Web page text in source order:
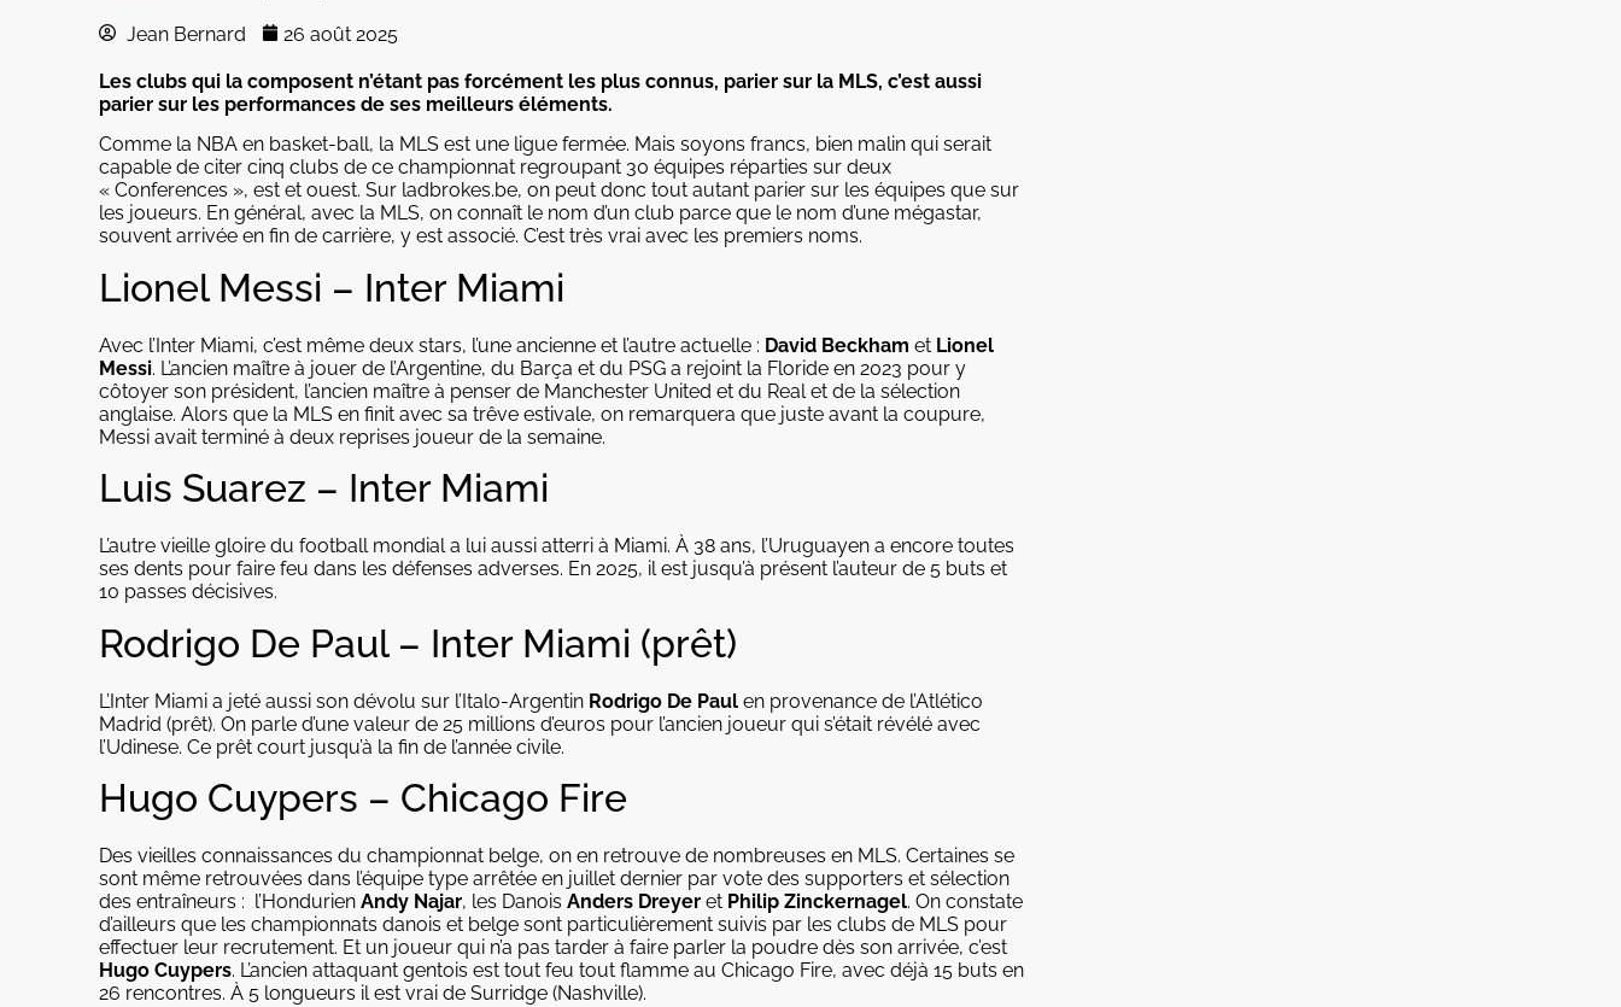
Jean Bernard 26 août 2025
Les clubs qui la composent n’étant pas forcément les plus connus, parier sur la MLS, c’est aussi
parier sur les performances de ses meilleurs éléments.
Comme la NBA en basket-ball, la MLS est une ligue fermée. Mais soyons francs, bien malin qui serait
capable de citer cinq clubs de ce championnat regroupant 30 équipes réparties sur deux
« Conferences », est et ouest. Sur ladbrokes.be, on peut donc tout autant parier sur les équipes que sur
les joueurs. En général, avec la MLS, on connaît le nom d’un club parce que le nom d’une mégastar,
souvent arrivée en fin de carrière, y est associé. C’est très vrai avec les premiers noms.
Lionel Messi – Inter Miami
Avec l’Inter Miami, c’est même deux stars, l’une ancienne et l’autre actuelle : David Beckham et Lionel
Messi. L’ancien maître à jouer de l’Argentine, du Barça et du PSG a rejoint la Floride en 2023 pour y
côtoyer son président, l’ancien maître à penser de Manchester United et du Real et de la sélection
anglaise. Alors que la MLS en finit avec sa trêve estivale, on remarquera que juste avant la coupure,
Messi avait terminé à deux reprises joueur de la semaine.
Luis Suarez – Inter Miami
L’autre vieille gloire du football mondial a lui aussi atterri à Miami. À 38 ans, l’Uruguayen a encore toutes
ses dents pour faire feu dans les défenses adverses. En 2025, il est jusqu’à présent l’auteur de 5 buts et
10 passes décisives.
Rodrigo De Paul – Inter Miami (prêt)
L’Inter Miami a jeté aussi son dévolu sur l’Italo-Argentin Rodrigo De Paul en provenance de l’Atlético
Madrid (prêt). On parle d’une valeur de 25 millions d’euros pour l’ancien joueur qui s’était révélé avec
l’Udinese. Ce prêt court jusqu’à la fin de l’année civile.
Hugo Cuypers – Chicago Fire
Des vieilles connaissances du championnat belge, on en retrouve de nombreuses en MLS. Certaines se
sont même retrouvées dans l’équipe type arrêtée en juillet dernier par vote des supporters et sélection
des entraîneurs : l’Hondurien Andy Najar, les Danois Anders Dreyer et Philip Zinckernagel. On constate
d’ailleurs que les championnats danois et belge sont particulièrement suivis par les clubs de MLS pour
effectuer leur recrutement. Et un joueur qui n’a pas tarder à faire parler la poudre dès son arrivée, c’est
Hugo Cuypers. L’ancien attaquant gentois est tout feu tout flamme au Chicago Fire, avec déjà 15 buts en
26 rencontres. À 5 longueurs il est vrai de Surridge (Nashville).